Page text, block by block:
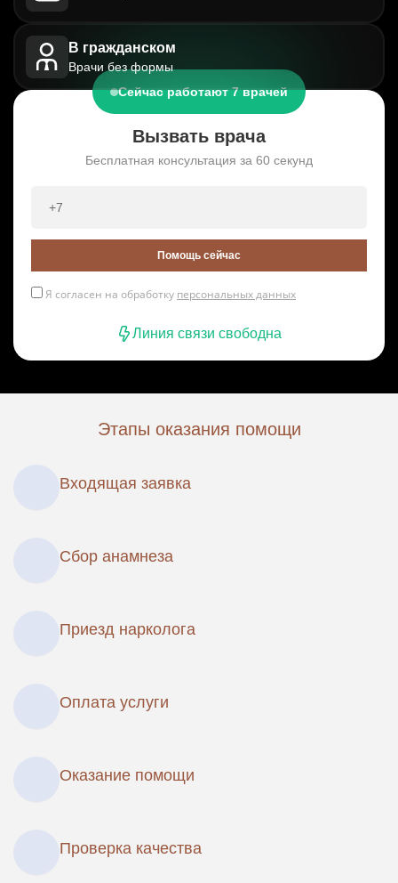
В гражданском
Врачи без формы
Сейчас работают 7 врачей
Вызвать врача
Бесплатная консультация за 60 секунд
Помощь сейчас
Я согласен на обработку персональных данных
Линия связи свободна
Этапы оказания помощи
Входящая заявка
Сбор анамнеза
Приезд нарколога
Оплата услуги
Оказание помощи
Проверка качества